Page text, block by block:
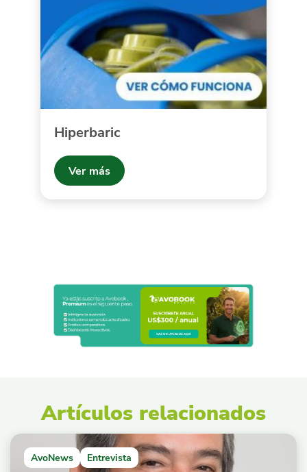
Hiperbaric
Ver más
Artículos relacionados
AvoNews Entrevista